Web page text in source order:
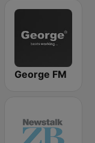
George FM